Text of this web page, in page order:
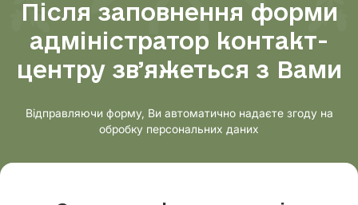
Урологія
Хірургія
Після заповнення форми
адміністратор контакт-
центру звʼяжеться з Вами
Відправляючи форму, Ви автоматично надаєте згоду на
обробку персональних даних